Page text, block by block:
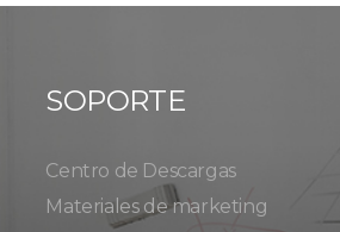
SOPORTE
Centro de Descargas
Materiales de marketing